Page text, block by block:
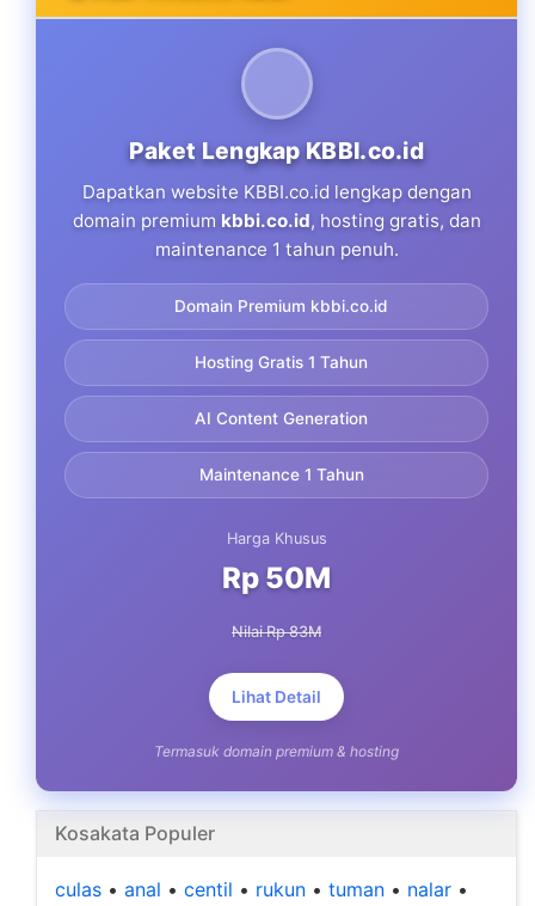
Paket Lengkap KBBI.co.id
Dapatkan website KBBI.co.id lengkap dengan
domain premium kbbi.co.id, hosting gratis, dan
maintenance 1 tahun penuh.
Domain Premium kbbi.co.id
Hosting Gratis 1 Tahun
AI Content Generation
Maintenance 1 Tahun
Harga Khusus
Rp 50M
Nilai Rp 83M
Lihat Detail
Termasuk domain premium & hosting
Kosakata Populer
culas • anal • centil • rukun • tuman • nalar •